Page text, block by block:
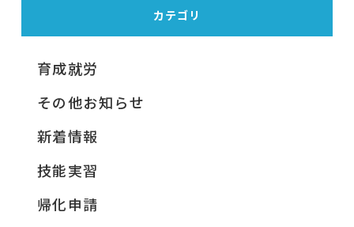
カテゴリ
育成就労
その他お知らせ
新着情報
技能実習
帰化申請